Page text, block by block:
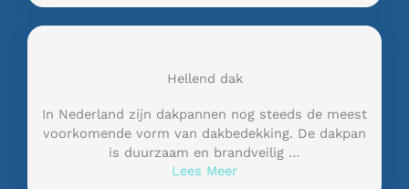
Hellend dak
In Nederland zijn dakpannen nog steeds de meest
voorkomende vorm van dakbedekking. De dakpan
is duurzaam en brandveilig …
Lees Meer